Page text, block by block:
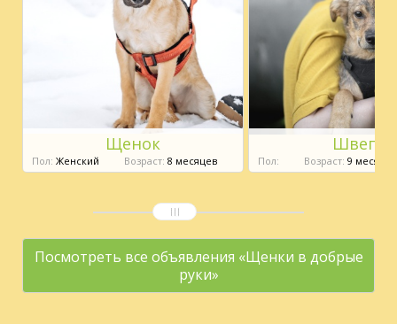
Щенок
Пол: Женский Возраст: 8 месяцев
Швепс
Пол: Возраст: 9 месяцев
Посмотреть все объявления «Щенки в добрые
руки»